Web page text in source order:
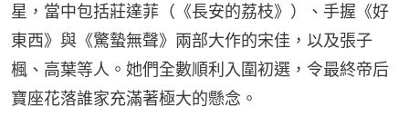
星，當中包括莊達菲（《長安的荔枝》）、手握《好
東西》與《驚蟄無聲》兩部大作的宋佳，以及張子
楓、高葉等人。她們全數順利入圍初選，令最終帝后
寶座花落誰家充滿著極大的懸念。